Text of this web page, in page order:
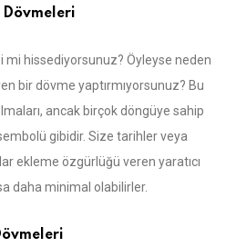
Dövmeleri
mi hissediyorsunuz? Öyleyse neden
bir dövme yaptırmıyorsunuz? Bu
ancak birçok döngüye sahip
gibidir. Size tarihler veya
ekleme özgürlüğü veren yaratıcı
daha minimal olabilirler.